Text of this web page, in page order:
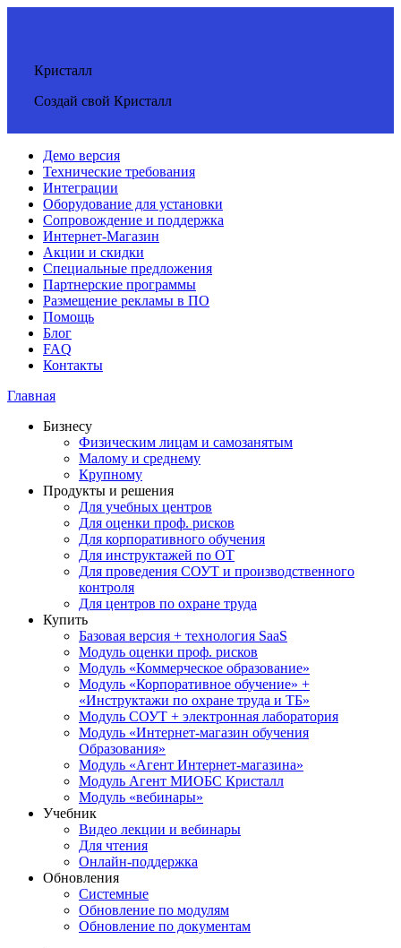
Кристалл
Создай свой Кристалл
Демо версия
Технические требования
Интеграции
Оборудование для установки
Сопровождение и поддержка
Интернет-Магазин
Акции и скидки
Специальные предложения
Партнерские программы
Размещение рекламы в ПО
Помощь
Блог
FAQ
Контакты
Главная
Бизнесу
Физическим лицам и самозанятым
Малому и среднему
Крупному
Продукты и решения
Для учебных центров
Для оценки проф. рисков
Для корпоративного обучения
Для инструктажей по ОТ
Для проведения СОУТ и производственного
контроля
Для центров по охране труда
Купить
Базовая версия + технология SaaS
Модуль оценки проф. рисков
Модуль «Коммерческое образование»
Модуль «Корпоративное обучение» +
«Инструктажи по охране труда и ТБ»
Модуль СОУТ + электронная лаборатория
Модуль «Интернет-магазин обучения
Образования»
Модуль «Агент Интернет-магазина»
Модуль Агент МИОБС Кристалл
Модуль «вебинары»
Учебник
Видео лекции и вебинары
Для чтения
Онлайн-поддержка
Обновления
Системные
Обновление по модулям
Обновление по документам